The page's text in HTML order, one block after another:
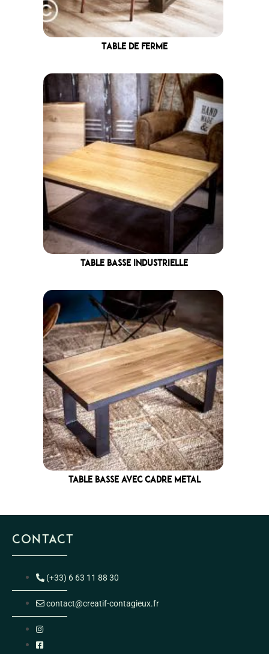
Table de ferme
TABLE BASSE INDUSTRIELLE
TABLE BASSE AVEC CADRE METAL
CONTACT
(+33) 6 63 11 88 30
contact@creatif-contagieux.fr